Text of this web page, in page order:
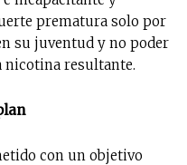
prematura solo por
su juventud y no poder
nicotina resultante.
con un objetivo